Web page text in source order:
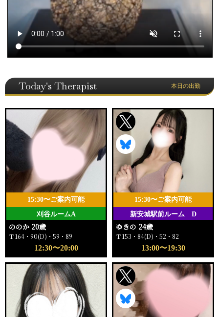
Today's Therapist 本日の出勤
刈谷ルームA
15:30〜ご案内可能
ののか 20歳
Ｔ164・90(D)・59・89
12:30〜20:00
新安城駅前ルーム D
15:30〜ご案内可能
ゆきの 24歳
Ｔ153・84(D)・52・82
13:00〜19:30